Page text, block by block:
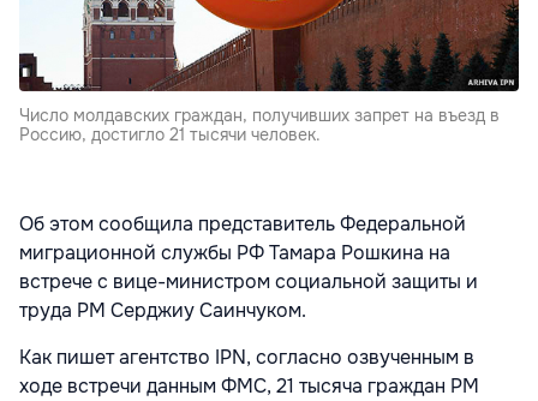
Число молдавских граждан, получивших запрет на въезд в
Россию, достигло 21 тысячи человек.
Об этом сообщила представитель Федеральной
миграционной службы РФ Тамара Рошкина на
встрече с вице-министром социальной защиты и
труда РМ Серджиу Саинчуком.
Как пишет агентство IPN, cогласно озвученным в
ходе встречи данным ФМС, 21 тысяча граждан РМ